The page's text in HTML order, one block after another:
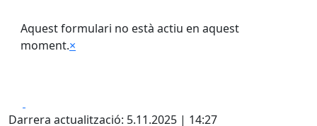
Aquest formulari no està actiu en aquest
moment.×
Darrera actualització: 5.11.2025 | 14:27